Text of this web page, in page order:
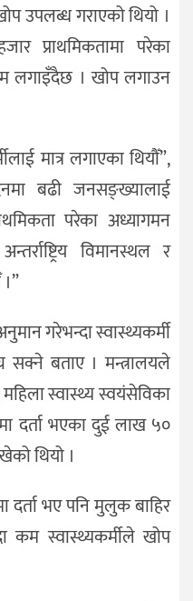
उपलब्ध गराएको थियो ।
प्राथमिकतामा परेका
लगाइँदैछ । खोप लगाउन
मात्र लगाएका थियौँ”,
बढी जनसङ्ख्यालाई
परेका अध्यागमन
विमानस्थल र
गरेभन्दा स्वास्थ्यकर्मी
बताए । मन्त्रालयले
स्वास्थ्य स्वयंसेविका
दर्ता भएका दुई लाख ५०
थियो ।
दर्ता भए पनि मुलुक बाहिर
कम स्वास्थ्यकर्मीले खोप